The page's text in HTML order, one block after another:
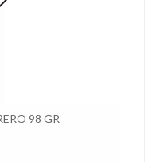
98 GR